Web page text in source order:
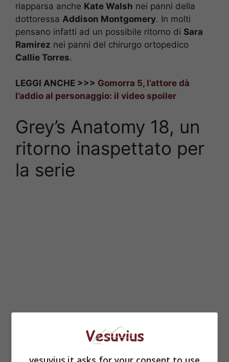
riapparsa anche Kate Walsh nei panni della
dottoressa Addison Montgomery. In molti
pensano infatti ad un possibile ritorno di Sara
Ramirez nei panni del chirurgo ortopedico
Callie Torres.
LEGGI ANCHE >>> Gomorra 5, l’attore dà
l’addio al personaggio: il video spoiler
Grey’s Anatomy 18, un
ritorno inaspettato per
la serie